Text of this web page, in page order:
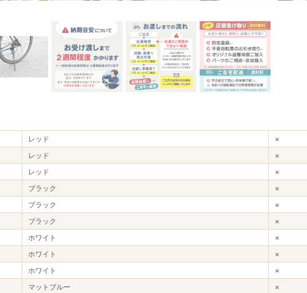
レッド
×
レッド
×
レッド
×
ブラック
×
ブラック
×
ブラック
×
ホワイト
×
ホワイト
×
ホワイト
×
マットブルー
×